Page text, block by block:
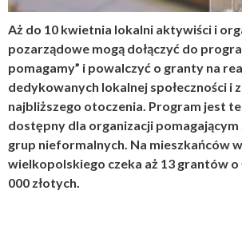
Aż do 10 kwietnia lokalni aktywiści i
pozarządowe mogą dołączyć do
pomagamy” i powalczyć o granty na
dedykowanych lokalnej społeczności i
najbliższego otoczenia. Program jest
dostępny dla organizacji
grup nieformalnych. Na mieszkańców
wielkopolskiego czeka aż 13 grantów o
000 złotych.